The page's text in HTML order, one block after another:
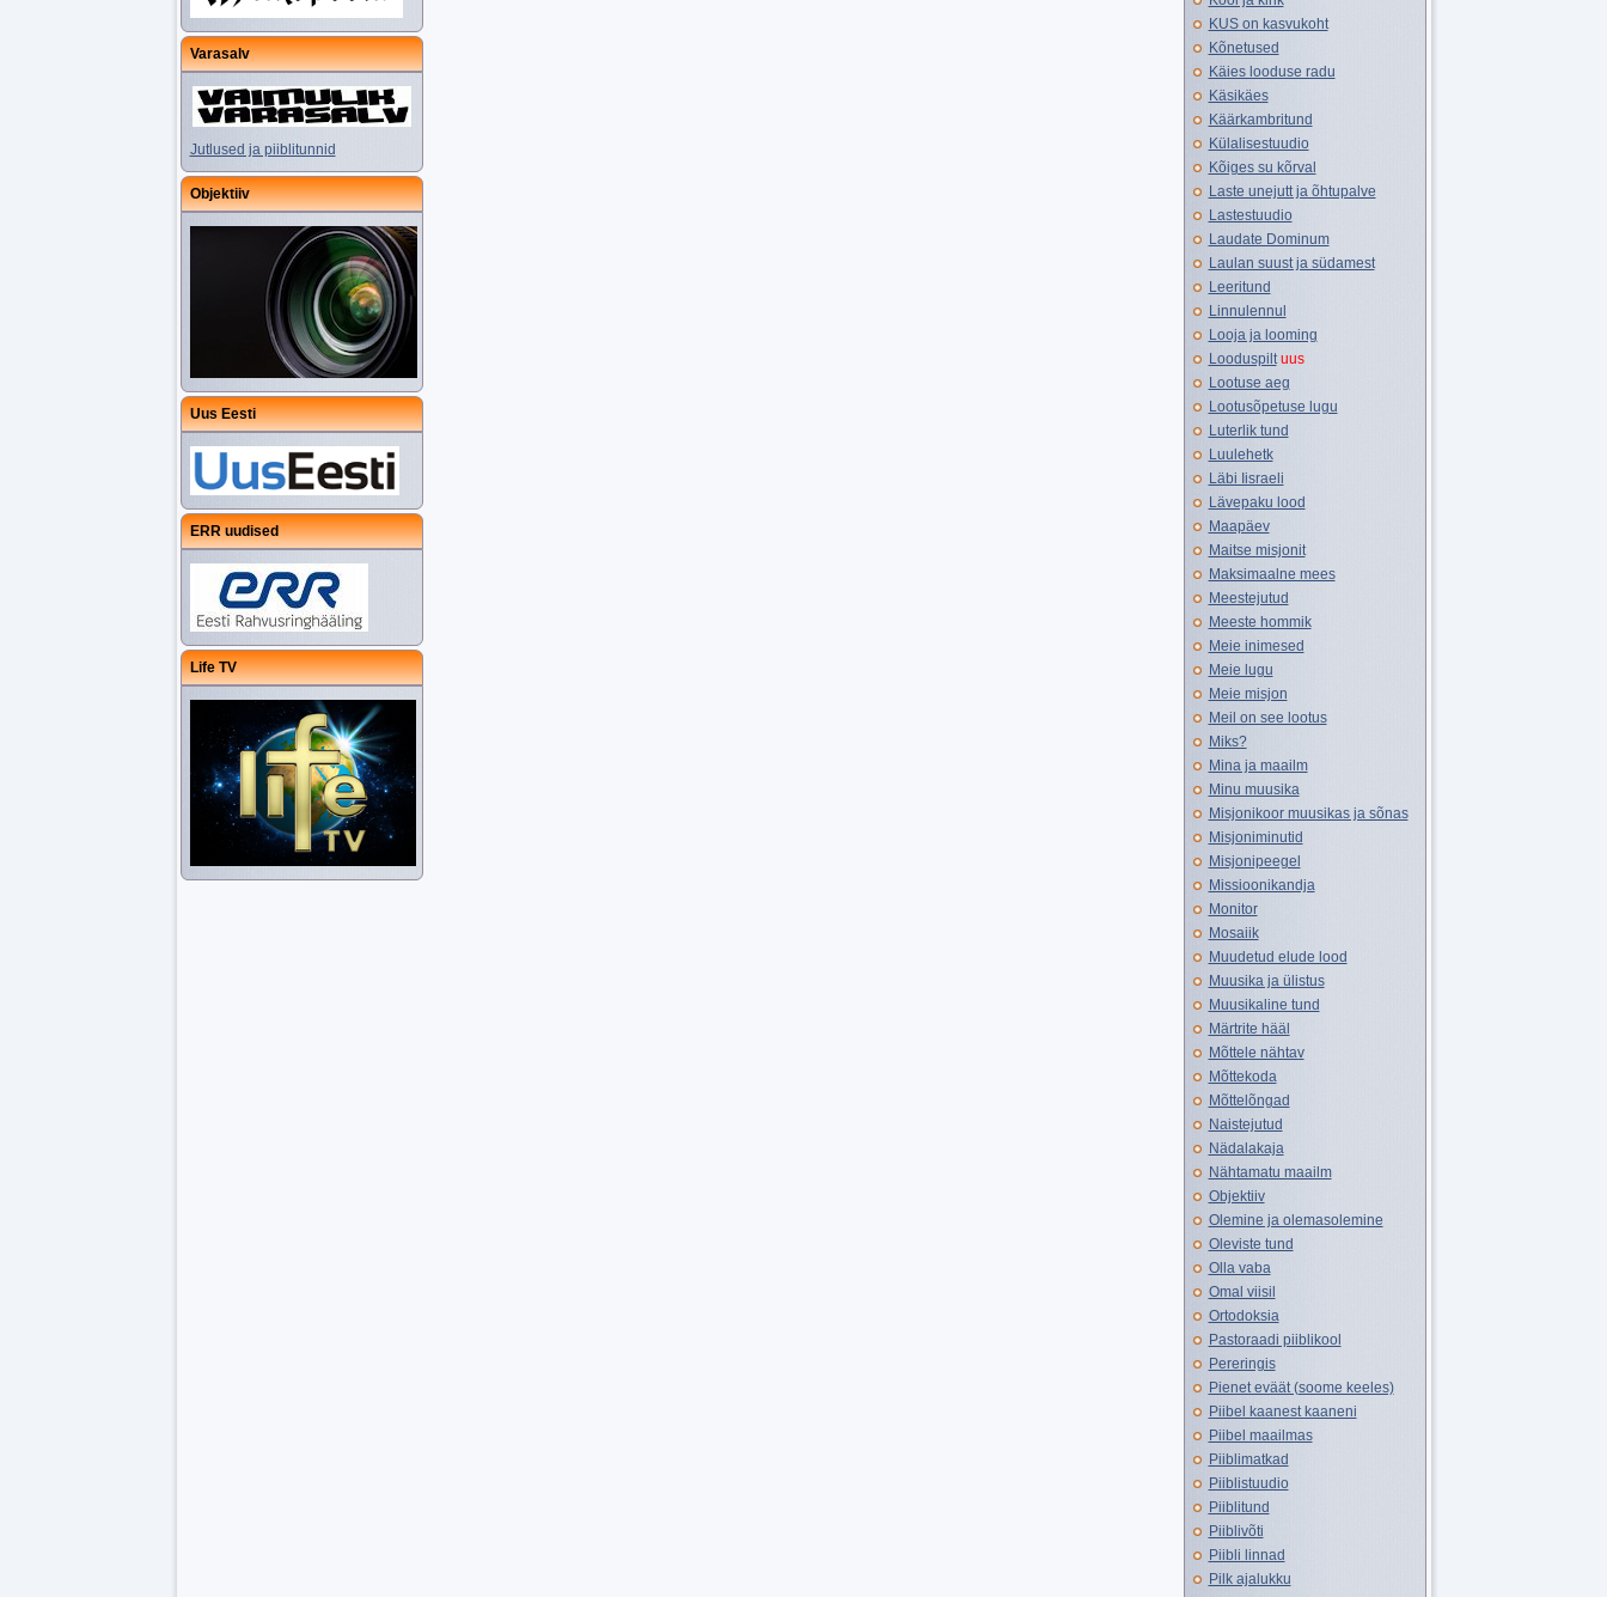
Varasalv
Jutlused ja piiblitunnid
Objektiiv
Uus Eesti
ERR uudised
Life TV
KUS on kasvukoht
Kõnetused
Käies looduse radu
Käsikäes
Käärkambritund
Külalisestuudio
Kõiges su kõrval
Laste unejutt ja õhtupalve
Lastestuudio
Laudate Dominum
Laulan suust ja südamest
Leeritund
Linnulennul
Looja ja looming
Looduspilt uus
Lootuse aeg
Lootusõpetuse lugu
Luterlik tund
Luulehetk
Läbi Iisraeli
Lävepaku lood
Maapäev
Maitse misjonit
Maksimaalne mees
Meestejutud
Meeste hommik
Meie inimesed
Meie lugu
Meie misjon
Meil on see lootus
Miks?
Mina ja maailm
Minu muusika
Misjonikoor muusikas ja sõnas
Misjoniminutid
Misjonipeegel
Missioonikandja
Monitor
Mosaiik
Muudetud elude lood
Muusika ja ülistus
Muusikaline tund
Märtrite hääl
Mõttele nähtav
Mõttekoda
Mõttelõngad
Naistejutud
Nädalakaja
Nähtamatu maailm
Objektiiv
Olemine ja olemasolemine
Oleviste tund
Olla vaba
Omal viisil
Ortodoksia
Pastoraadi piiblikool
Pereringis
Pienet eväät (soome keeles)
Piibel kaanest kaaneni
Piibel maailmas
Piiblimatkad
Piiblistuudio
Piiblitund
Piiblivõti
Piibli linnad
Pilk ajalukku